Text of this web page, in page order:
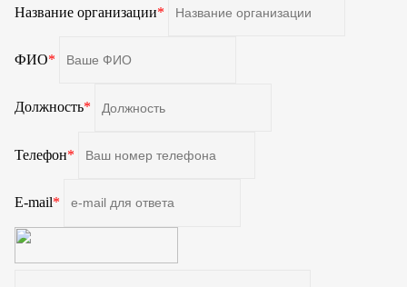
Название организации*
ФИО*
Должность*
Телефон*
E-mail*